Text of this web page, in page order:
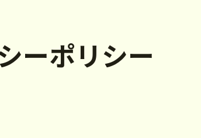
ーポリシー